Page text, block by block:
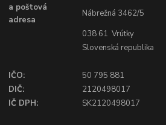
a poštová
adresa
Nábrežná 3462/5
038 61 Vrútky
Slovenská republika
IČO:
50 795 881
DIČ:
2120498017
IČ DPH:
SK2120498017